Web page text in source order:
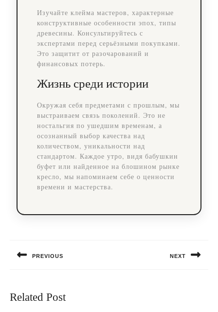
Изучайте клейма мастеров, характерные
конструктивные особенности эпох, типы
древесины. Консультируйтесь с
экспертами перед серьёзными покупками.
Это защитит от разочарований и
финансовых потерь.
Жизнь среди истории
Окружая себя предметами с прошлым, мы
выстраиваем связь поколений. Это не
ностальгия по ушедшим временам, а
осознанный выбор качества над
количеством, уникальности над
стандартом. Каждое утро, видя бабушкин
буфет или найденное на блошином рынке
кресло, мы напоминаем себе о ценности
времени и мастерства.
записям
PREVIOUS NEXT
Related Post